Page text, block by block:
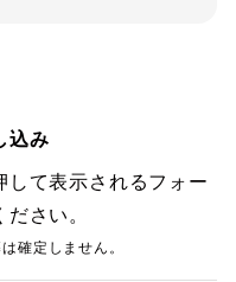
込み
して表示されるフォー
さい。
確定しません。